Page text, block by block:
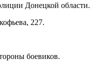
Донецкой области.
227.
боевиков.